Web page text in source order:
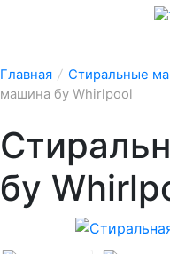
Главная / Стиральные
машина бу Whirlpool
бу